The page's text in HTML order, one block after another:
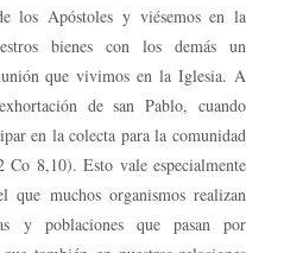
los Apóstoles y viésemos en la
bienes con los demás un
que vivimos en la Iglesia. A
de san Pablo, cuando
en la colecta para la comunidad
Co 8,10). Esto vale especialmente
que muchos organismos realizan
y poblaciones que pasan por